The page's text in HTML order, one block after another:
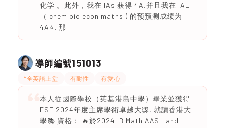
化学 。此外，我在 IAs 获得 4A,并且我在 IAL
（ chem bio econ maths ) 的预预测成绩为
4A⭐️. 那
導師編號151013
*全英語上堂 有耐性 有愛心
本人從國際學校（英基港島中學）畢業並獲得
ESF 2024年度主席學術卓越大獎, 就讀香港大
學📚 資格： 🔥於2024 IB Math AASL and